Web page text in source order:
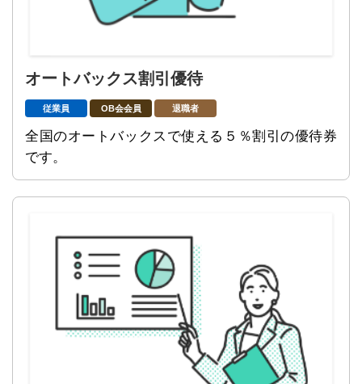
オートバックス割引優待
従業員 OB会会員 退職者
全国のオートバックスで使える５％割引の優待券
です。